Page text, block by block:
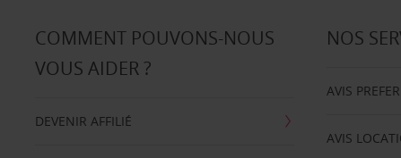
COMMENT POUVONS-NOUS
VOUS AIDER ?
DEVENIR AFFILIÉ
NOS
AVIS
AVIS